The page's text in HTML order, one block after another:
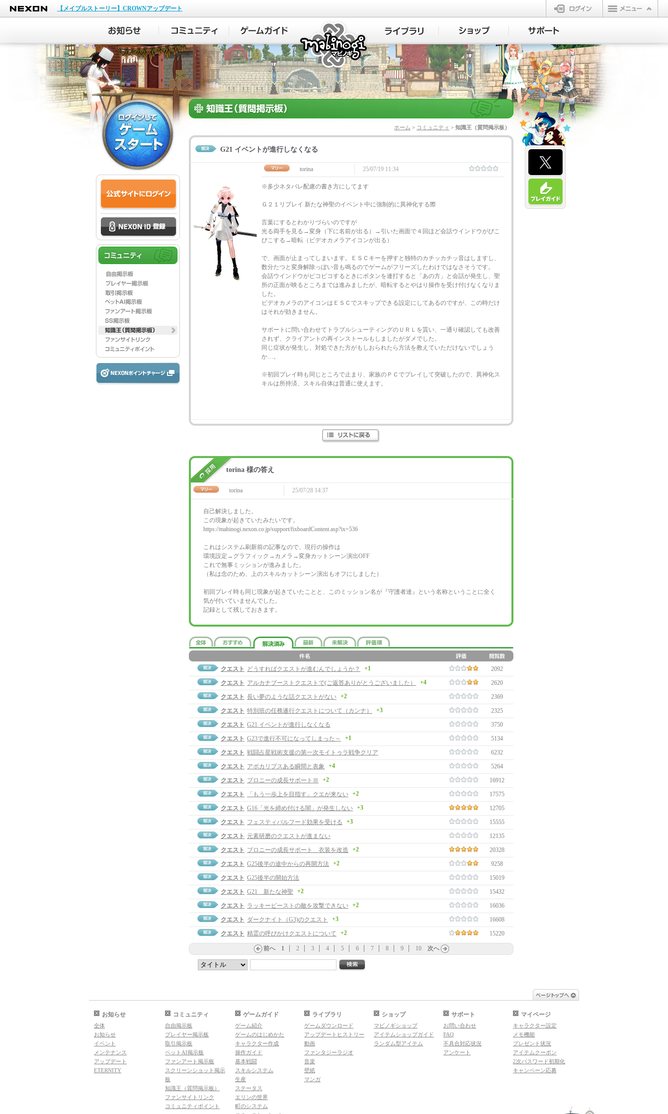
NEXON
【メイプルストーリー】CROWNアップデート
ログイン
マビノギ
ホーム > コミュニティ > 知識王（質問掲示板）
G21 イベントが進行しなくなる
torina 25/07/19 11:34
※多少ネタバレ配慮の書き方にしてます
Ｇ２１リプレイ 新たな神聖のイベント中に強制的に異神化する際
言葉にするとわかりづらいのですが
光る両手を見る→変身（下に名前が出る）→引いた画面で４回ほど会話ウインドウがぴこ
ぴこする→暗転（ビデオカメラアイコンが出る）
で、画面が止まってしまいます。ＥＳＣキーを押すと独特のカチッカチッ音はしますし、
数分たつと変身解除っぽい音も鳴るのでゲームがフリーズしたわけではなさそうです。
会話ウインドウがピコピコするときにボタンを連打すると「あの方」と会話が発生し、聖
所の正面が映るところまでは進みましたが、暗転するとやはり操作を受け付けなくなりま
した。
ビデオカメラのアイコンはＥＳＣでスキップできる設定にしてあるのですが、この時だけ
はそれが効きません。
サポートに問い合わせてトラブルシューティングのＵＲＬを貰い、一通り確認しても改善
されず、クライアントの再インストールもしましたがダメでした。
同じ症状が発生し、対処できた方がもしおられたら方法を教えていただけないでしょう
か…。
※初回プレイ時も同じところで止まり、家族のＰＣでプレイして突破したので、異神化ス
キルは所持済、スキル自体は普通に使えます。
torina 様の答え
torina 25/07/28 14:37
自己解決しました。
この現象が起きていたみたいです。
https://mabinogi.nexon.co.jp/support/fixboardContent.asp?ix=536
これはシステム刷新前の記事なので、現行の操作は
環境設定→グラフィック→カメラ→変身カットシーン演出OFF
これで無事ミッションが進みました。
（私は念のため、上のスキルカットシーン演出もオフにしました）
初回プレイ時も同じ現象が起きていたことと、このミッション名が『守護者達』という名称ということに全く
気が付いていませんでした。
記録として残しておきます。
クエスト どうすればクエストが進むんでしょうか？ +1
2092
クエスト アルカナブーストクエストで(ご返答ありがとうございました） +4
2620
クエスト 長い夢のような話クエストがない +2
2369
クエスト 特別班の任務遂行クエストについて（カンナ） +3
2325
クエスト G21 イベントが進行しなくなる
3750
クエスト G23で進行不可になってしまった～ +1
5134
クエスト 戦闘占星戦術支援の第一次モイトゥラ戦争クリア
6232
クエスト アポカリプスある瞬間と表象 +4
5264
クエスト ブロニーの成長サポートⅢ +2
16912
クエスト
「もう一歩上を目指す」クエが来ない +2
17575
クエスト G16「光を締め付ける闇」が発生しない +3
12705
クエスト フェスティバルフード効果を受ける +3
15555
クエスト 元素研磨のクエストが進まない
12135
クエスト ブロニーの成長サポート 衣装を改造 +2
20328
クエスト G25後半の途中からの再開方法 +2
9258
クエスト G25後半の開始方法
15019
クエスト G21 新たな神聖 +2
15432
クエスト ラッキービーストの敵を攻撃できない +2
16036
クエスト ダークナイト（G3)のクエスト +3
16608
クエスト 精霊の呼びかけクエストについて +2 15220
前へ 1 2 3 4 5 6 7 8 9 10 次へ
お知らせ
全体
お知らせ
イベント
メンテナンス
アップデート
ETERNITY
コミュニティ
自由掲示板
プレイヤー掲示板
取引掲示板
ペットAI掲示板
ファンアート掲示板
スクリーンショット掲示
板
知識王（質問掲示板）
ファンサイトリンク
コミュニティポイント
ゲームガイド
ゲーム紹介
ゲームのはじめかた
キャラクター作成
操作ガイド
基本戦闘
スキルシステム
生産
ステータス
エリンの世界
町のシステム
ライブラリ
ゲームダウンロード
アップデートヒストリー
動画
ファンタジーラジオ
音楽
壁紙
マンガ
ショップ
マビノギショップ
アイテムショップガイド
ランダム型アイテム
サポート
お問い合わせ
FAQ
不具合対応状況
アンケート
マイページ
キャラクター設定
メモ機能
プレゼント状況
アイテムクーポン
2次パスワード初期化
キャンペーン応募